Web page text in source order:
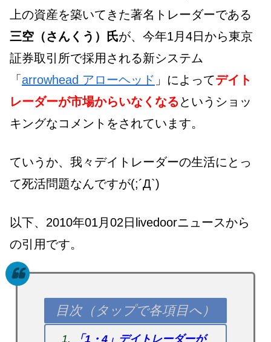
上の資産を築いてきた著名トレーダーである
三空（さんくう）氏が、今年1月4日から東京
証券取引所で採用される新システム
「arrowhead アローヘッド 」によってデイト
レーダーが市場からいなくなるというショッ
キングなコメントをされています。
ていうか、我々デイトレーダーの生活にとっ
て死活問題なんですが(;´Д`)
以下、2010年01月02日livedoorニュースから
の引用です。
目次（タップで各項目へ）
「1・4」デイトレーダーが